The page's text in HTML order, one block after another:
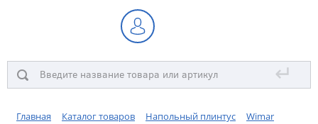
↵
Главная Каталог товаров Напольный плинтус
Wimar